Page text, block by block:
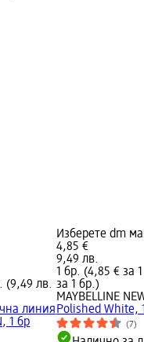
(9,49 лв.
линия
1 бр
Изберете dm
4,85 €
9,49 лв.
1 бр. (4,85 € за
за 1 бр.)
MAYBELLINE
Polished White,
(7)